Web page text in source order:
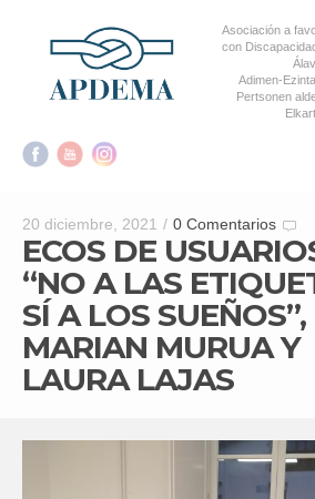
Asociación a
con
Adimen-
Pertsonen
20 diciembre, 2021 / 0 Comentarios
ECOS DE
“NO A LAS
SÍ A LOS
MARIAN MURUA Y
LAURA LAJAS